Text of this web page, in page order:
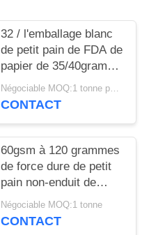
32 / l'emballage blanc
de petit pain de FDA de
papier de 35/40grams
MG emballage pour
emballer ébrèche
Négociable MOQ:1 tonne pour la taille spéciale
CONTACT
60gsm à 120 grammes
de force dure de petit
pain non-enduit de
papier d'emballage
blanchi pour le sac
Négociable MOQ:1 tonne
CONTACT